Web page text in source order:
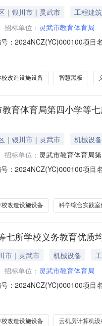
｜银川市｜灵武市
工程建筑
招标单位： 灵武市教育体育局
：2024NCZ(YC)000100项目
者个人对以上公示的项目采
内
改造设施设备 智慧黑板
育体育局第四小学等
｜银川市｜灵武市
机械设备
招标单位： 灵武市教育体育局
：2024NCZ(YC)000100项目
供应商、单位或者个人对以
改造设施设备 科学综合实践室
七所学校义务教育优质
市｜灵武市 机械设备
招标单位： 灵武市教育体育局
：2024NCZ(YC)000100项目
资格条件1.满足《中华人民
改造设施设备 云机房计算机设